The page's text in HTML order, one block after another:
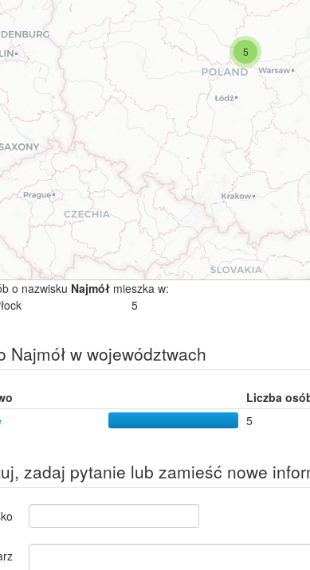
5
o nazwisku Najmół mieszka w:
5
Najmół w województwach
Liczba
5
zadaj pytanie lub zamieść nowe